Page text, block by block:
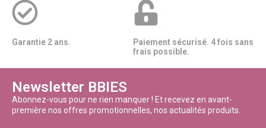
Garantie 2 ans.
Paiement sécurisé. 4 fois sans
frais possible.
Newsletter BBIES
Abonnez-vous pour ne rien manquer ! Et recevez en avant-
première nos offres promotionnelles, nos actualités produits.